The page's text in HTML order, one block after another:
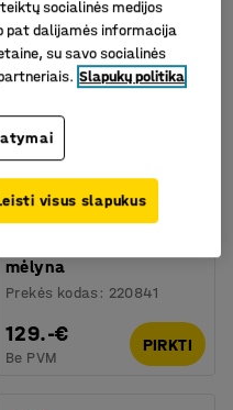
Saugojimo spintelė
SERVE, be dėžučių
mėlyna
Prekės kodas : 220841
129.-€
Be PVM
PIRKTI
socialinės medijos
pat dalijamės informacija
su savo socialinės
Slapukų politika
visus slapukus